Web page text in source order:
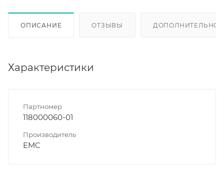
ОПИСАНИЕ ОТЗЫВЫ ДОПОЛНИТЕЛЬНО
Характеристики
Партномер
118000060-01
Производитель
EMC